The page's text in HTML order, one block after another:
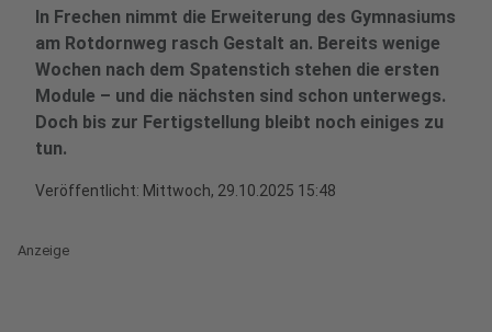
In Frechen nimmt die Erweiterung des Gymnasiums
am Rotdornweg rasch Gestalt an. Bereits wenige
Wochen nach dem Spatenstich stehen die ersten
Module – und die nächsten sind schon unterwegs.
Doch bis zur Fertigstellung bleibt noch einiges zu
tun.
Veröffentlicht: Mittwoch, 29.10.2025 15:48
Anzeige